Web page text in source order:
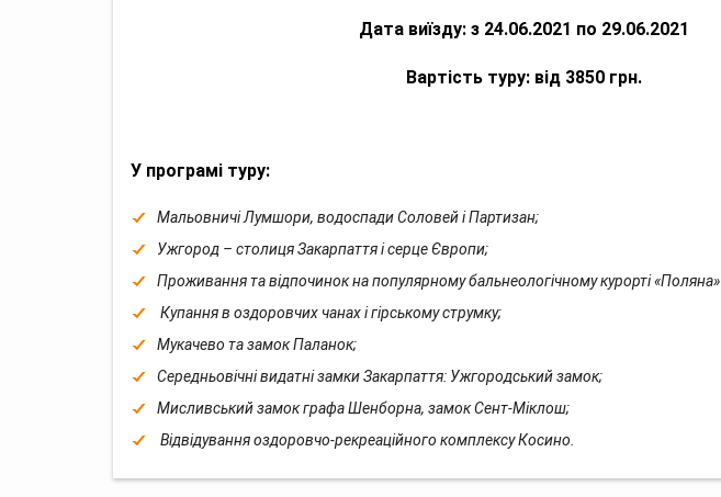
Дата виїзду: з24.06.2021 по 29.06.2021
Вартість туру: від 3850 грн.
У програмі туру:
Мальовничі Лумшори, водоспади Соловей і Партизан;
Ужгород – столиця Закарпаття і серце Європи;
Проживання та відпочинок на популярному бальнеологічному курорті «Поляна»
Купання в оздоровчих чанах і гірському струмку;
Мукачево та замок Паланок;
Середньовічні видатні замки Закарпаття: Ужгородський замок;
Мисливський замок графа Шенборна, замок Сент-Міклош;
Відвідування оздоровчо-рекреаційного комплексу Косино.